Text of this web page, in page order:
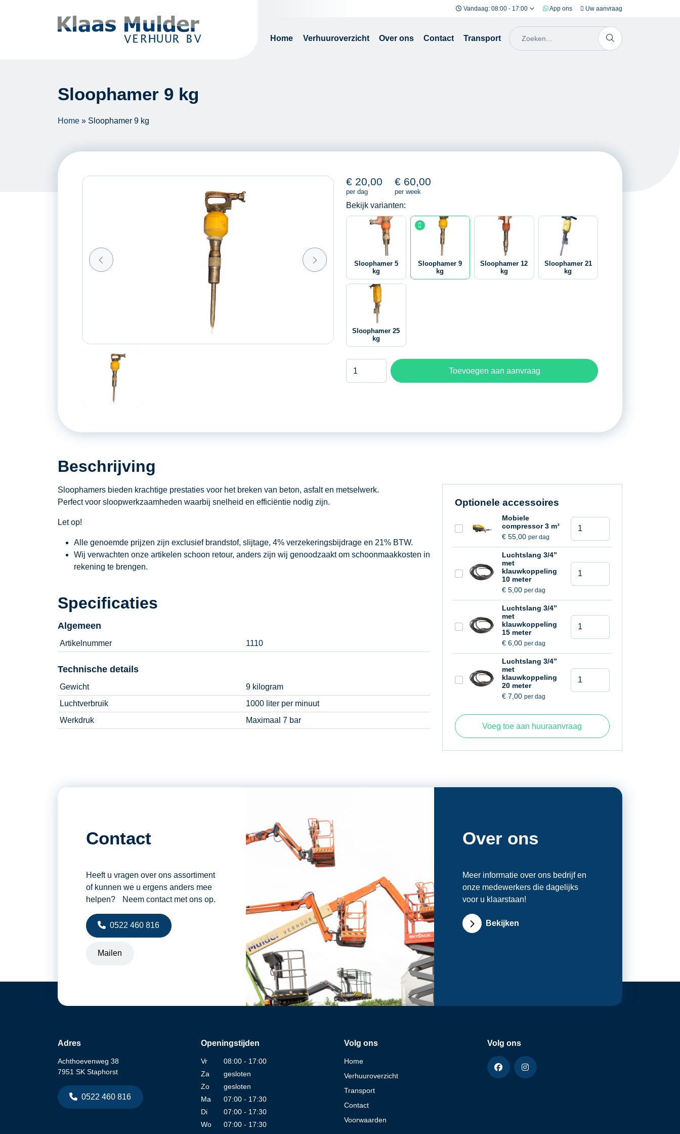
Vandaag: 08:00 - 17:00 App ons Uw aanvraag
Home Verhuuroverzicht Over ons Contact Transport
Sloophamer 9 kg
Home » Sloophamer 9 kg
€ 20,00
per dag
€ 60,00
per week
Bekijk varianten:
Sloophamer 5
kg
Sloophamer 9
kg
Sloophamer 12
kg
Sloophamer 21
kg
Sloophamer 25
kg
Toevoegen aan aanvraag
Beschrijving
Sloophamers bieden krachtige prestaties voor het breken van beton, asfalt en metselwerk.
Perfect voor sloopwerkzaamheden waarbij snelheid en efficiëntie nodig zijn.
Let op!
Alle genoemde prijzen zijn exclusief brandstof, slijtage, 4% verzekeringsbijdrage en 21% BTW.
Wij verwachten onze artikelen schoon retour, anders zijn wij genoodzaakt om schoonmaakkosten in
rekening te brengen.
Specificaties
Algemeen
Artikelnummer 1110
Technische details
Gewicht
9 kilogram
Luchtverbruik
1000 liter per minuut
Werkdruk
Maximaal 7 bar
Optionele accessoires
Mobiele
compressor 3 m³
€55,00 per dag
kg
Luchtslang 3/4”
met
klauwkoppeling
10 meter
€5,00 per dag
Luchtslang 3/4”
met
klauwkoppeling
15 meter
€6,00 per dag
Luchtslang 3/4”
met
klauwkoppeling
20 meter
€7,00 per dag
Voeg toe aan huuraanvraag
Contact
Heeft u vragen over ons assortiment
of kunnen we u ergens anders mee
helpen? Neem contact met ons op.
0522 460 816
Mailen
Over ons
Meer informatie over ons bedrijf en
onze medewerkers die dagelijks
voor u klaarstaan!
Bekijken
Adres
Achthoevenweg 38
7951 SK Staphorst
0522 460 816
Openingstijden
Vr
08:00 - 17:00
Za
gesloten
Zo
gesloten
Ma
07:00 - 17:30
Di
07:00 - 17:30
Wo
07:00 - 17:30
Volg ons
Home
Verhuuroverzicht
Transport
Contact
Voorwaarden
Volg ons